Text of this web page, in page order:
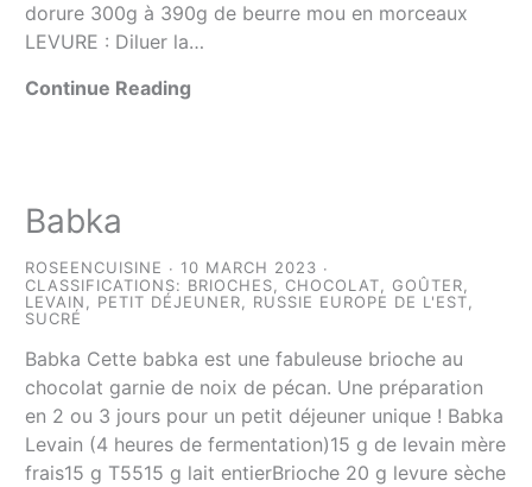
dorure 300g à 390g de beurre mou en morceaux
LEVURE : Diluer la…
Continue Reading
Babka
ROSEENCUISINE
10 MARCH 2023
CLASSIFICATIONS: BRIOCHES,CHOCOLAT,GOÛTER,
LEVAIN, PETIT DÉJEUNER, RUSSIE EUROPE DE L'EST,
SUCRÉ
Babka Cette babka est une fabuleuse brioche au
chocolat garnie de noix de pécan. Une préparation
en 2 ou 3 jours pour un petit déjeuner unique ! Babka
Levain (4 heures de fermentation)15 g de levain mère
frais15 g T5515 g lait entierBrioche 20 g levure sèche